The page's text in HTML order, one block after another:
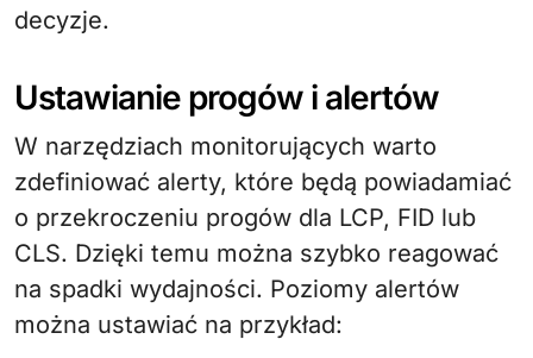
decyzje.
Ustawianie progów i alertów
W narzędziach monitorujących warto
zdefiniować alerty, które będą powiadamiać
o przekroczeniu progów dla LCP, FID lub
CLS. Dzięki temu można szybko reagować
na spadki wydajności. Poziomy alertów
można ustawiać na przykład: